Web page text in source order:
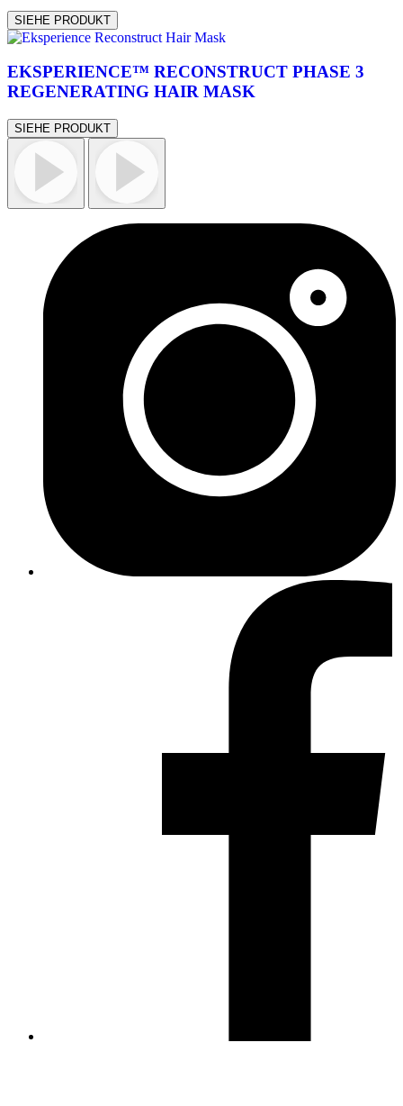
SIEHE PRODUKT
EKSPERIENCE™ RECONSTRUCT PHASE 3
REGENERATING HAIR MASK
SIEHE PRODUKT